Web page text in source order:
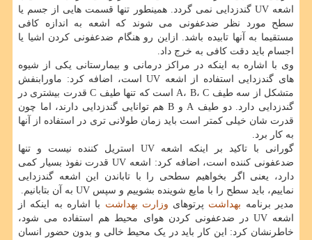
اشعه UV گندزدایی نمی گردد. همینطور تنها قسمت هایی از جسم یا
سطح مورد نظر ضدعفونی می شوند که اشعه به اندازه کافی
مستقیما به آنها تابیده باشد. ازاین رو هنگام ضدعفونی کردن اشیا یا
اجسام باید دقت کافی به خرج داد.
وی با اشاره به اینکه در مراکز درمانی و بیمارستانی یکی از شیوه
های گندزدایی استفاده از اشعه UV است، اضافه کرد: ماورابنفش
متشکل از سه طیف A، B، C است که تنها طیف C قدرت بیشتری در
گندزدایی دارد. دو طیف A و B هم توانایی گندزدایی دارند، اما چون
قدرت شان خیلی کمتر است باید زمان طولانی تری در استفاده از آنها
به کار برد.
گورانی با تاکید بر اینکه اشعه UV استریل کننده نیست و تنها
ضدعفونی کننده است، اضافه کرد: اشعه UV قدرت نفوذ بسیار کمی
دارد، یعنی اگر بخواهیم سطحی را با تاباندن این اشعه گندزدایی
نماییم، باید سطح را با مایع شوینده بشوییم و سپس UV به آن بتابانیم.
مدیر برنامه بهداشت پرتوهای وزارت بهداشت با اشاره به اینکه از
اشعه UV در ضدعفونی کردن هوای محیط هم استفاده می شود،
خاطرنشان کرد: این کار باید در یک محیط خالی و بدون حضور انسان